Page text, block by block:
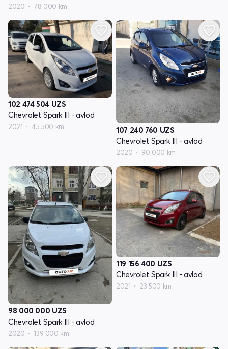
2020 78 000 km
102 474 504 UZS
Chevrolet Spark III - avlod
2021 45 500 km 107 240 760 UZS
Chevrolet Spark III - avlod
2020 90 000 km
98 000 000 UZS
Chevrolet Spark III - avlod
2020 139 000 km
119 156 400 UZS
Chevrolet Spark III - avlod
2021 23 500 km